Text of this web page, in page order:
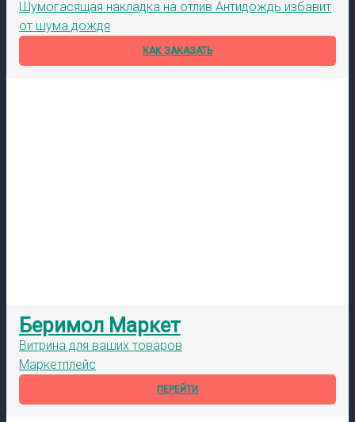
Шумогасящая накладка на отлив Антидождь избавит
от шума дождя
КАК ЗАКАЗАТЬ
Беримол Маркет
Витрина для ваших товаров
Маркетплейс
ПЕРЕЙТИ